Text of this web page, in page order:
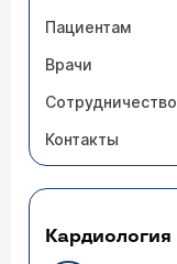
Пациентам
Врачи
Сотрудничество
Контакты
Кардиология